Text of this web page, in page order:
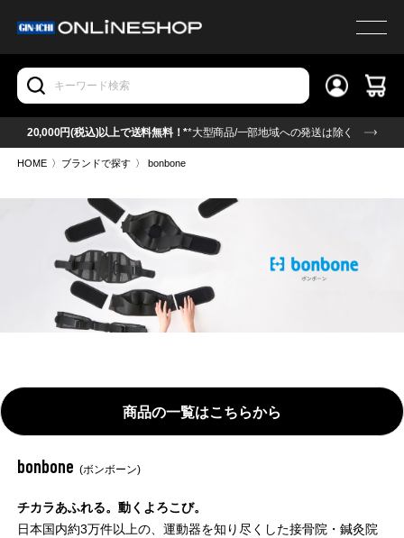
20,000円(税込)以上で送料無料！**大型商品/一部地域への発送は除く
HOME 〉 ブランドで探す 〉bonbone
商品の一覧はこちらから
bonbone (ボンボーン)
チカラあふれる。動くよろこび。
日本国内約3万件以上の、運動器を知り尽くした接骨院・鍼灸院